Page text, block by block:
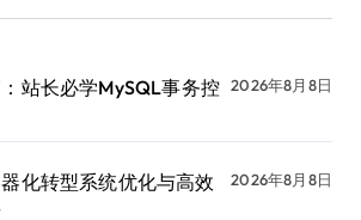
站长必学MySQL事务控 2026年8月8日
化转型系统优化与高效
2026年8月8日